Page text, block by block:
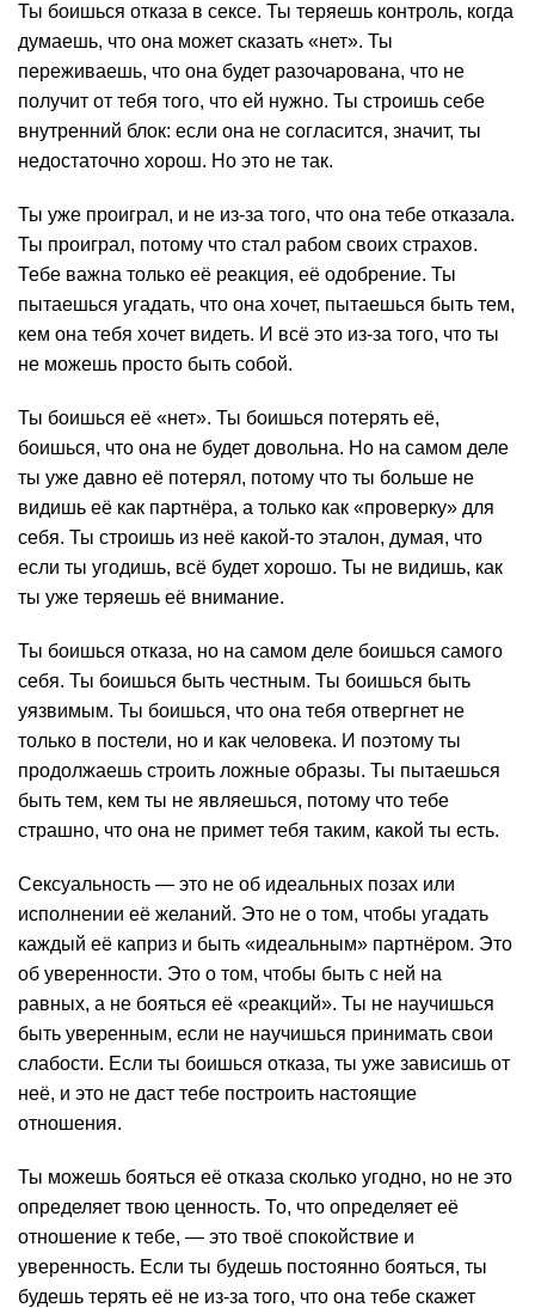
Ты боишься отказа в сексе. Ты теряешь контроль, когда
думаешь, что она может сказать «нет». Ты
переживаешь, что она будет разочарована, что не
получит от тебя того, что ей нужно. Ты строишь себе
внутренний блок: если она не согласится, значит, ты
недостаточно хорош. Но это не так.
Ты уже проиграл, и не из-за того, что она тебе отказала.
Ты проиграл, потому что стал рабом своих страхов.
Тебе важна только её реакция, её одобрение. Ты
пытаешься угадать, что она хочет, пытаешься быть тем,
кем она тебя хочет видеть. И всё это из-за того, что ты
не можешь просто быть собой.
Ты боишься её «нет». Ты боишься потерять её,
боишься, что она не будет довольна. Но на самом деле
ты уже давно её потерял, потому что ты больше не
видишь её как партнёра, а только как «проверку» для
себя. Ты строишь из неё какой-то эталон, думая, что
если ты угодишь, всё будет хорошо. Ты не видишь, как
ты уже теряешь её внимание.
Ты боишься отказа, но на самом деле боишься самого
себя. Ты боишься быть честным. Ты боишься быть
уязвимым. Ты боишься, что она тебя отвергнет не
только в постели, но и как человека. И поэтому ты
продолжаешь строить ложные образы. Ты пытаешься
быть тем, кем ты не являешься, потому что тебе
страшно, что она не примет тебя таким, какой ты есть.
Сексуальность — это не об идеальных позах или
исполнении её желаний. Это не о том, чтобы угадать
каждый её каприз и быть «идеальным» партнёром. Это
об уверенности. Это о том, чтобы быть с ней на
равных, а не бояться её «реакций». Ты не научишься
быть уверенным, если не научишься принимать свои
слабости. Если ты боишься отказа, ты уже зависишь от
неё, и это не даст тебе построить настоящие
отношения.
Ты можешь бояться её отказа сколько угодно, но не это
определяет твою ценность. То, что определяет её
отношение к тебе, — это твоё спокойствие и
уверенность. Если ты будешь постоянно бояться, ты
будешь терять её не из-за того, что она тебе скажет